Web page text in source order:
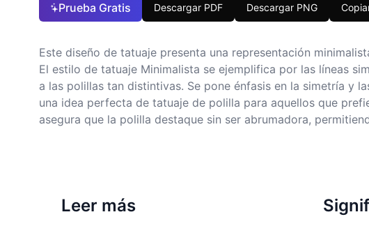
Prueba Gratis Descargar PDF Descargar PNG
Este diseño de tatuaje presenta una representación
El estilo de tatuaje Minimalista se ejemplifica por las líneas
a las polillas tan distintivas. Se pone énfasis en la simetría y
una idea perfecta de tatuaje de polilla para aquellos que
asegura que la polilla destaque sin ser abrumadora,
Leer más